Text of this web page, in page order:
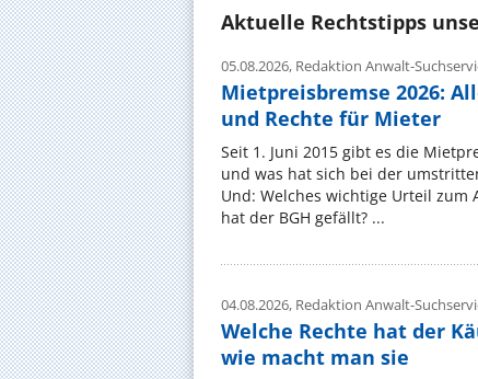
Aktuelle Rechtstipps
05.08.2026, Redaktion Anwalt-
Mietpreisbremse 2026:
und Rechte für Mieter
Seit 1. Juni 2015 gibt es die
und was hat sich bei der
Und: Welches wichtige Urteil
hat der BGH gefällt? ...
04.08.2026, Redaktion Anwalt-
Welche Rechte hat der
wie macht man sie